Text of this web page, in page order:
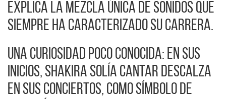
explica la mezcla única de sonidos que
siempre ha caracterizado su carrera.
Una curiosidad poco conocida: en sus
inicios, Shakira solía cantar descalza
en sus conciertos, como símbolo de